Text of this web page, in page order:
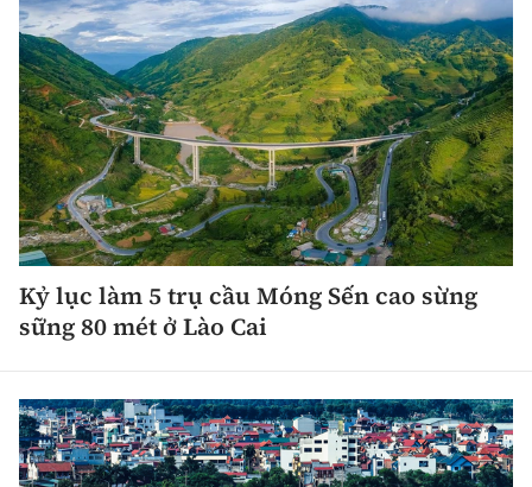
Kỷ lục làm 5 trụ cầu Móng Sến cao sừng
sững 80 mét ở Lào Cai